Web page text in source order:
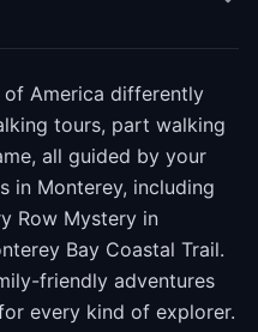
of America differently
tours, part walking
all guided by your
in Monterey, including
Row Mystery in
Bay Coastal Trail.
friendly adventures
every kind of explorer.